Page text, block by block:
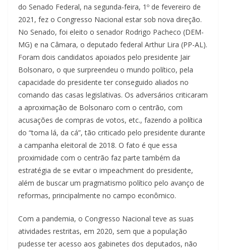
do Senado Federal, na segunda-feira, 1º de fevereiro de
2021, fez o Congresso Nacional estar sob nova direção.
No Senado, foi eleito o senador Rodrigo Pacheco (DEM-
MG) e na Câmara, o deputado federal Arthur Lira (PP-AL).
Foram dois candidatos apoiados pelo presidente Jair
Bolsonaro, o que surpreendeu o mundo político, pela
capacidade do presidente ter conseguido aliados no
comando das casas legislativas. Os adversários criticaram
a aproximação de Bolsonaro com o centrão, com
acusações de compras de votos, etc., fazendo a política
do “toma lá, da cá”, tão criticado pelo presidente durante
a campanha eleitoral de 2018. O fato é que essa
proximidade com o centrão faz parte também da
estratégia de se evitar o impeachment do presidente,
além de buscar um pragmatismo político pelo avanço de
reformas, principalmente no campo econômico.
Com a pandemia, o Congresso Nacional teve as suas
atividades restritas, em 2020, sem que a população
pudesse ter acesso aos gabinetes dos deputados, não